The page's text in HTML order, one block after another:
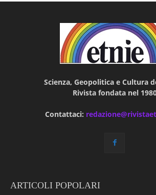
Scienza, Geopolitica e Cultura
Rivista fondata nel
Contattaci:
ARTICOLI POPOLARI